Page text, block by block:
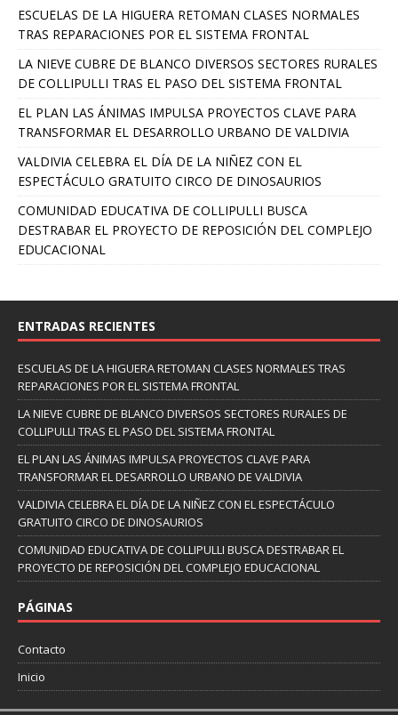
ESCUELAS DE LA HIGUERA RETOMAN CLASES NORMALES
TRAS REPARACIONES POR EL SISTEMA FRONTAL
LA NIEVE CUBRE DE BLANCO DIVERSOS SECTORES RURALES
DE COLLIPULLI TRAS EL PASO DEL SISTEMA FRONTAL
EL PLAN LAS ÁNIMAS IMPULSA PROYECTOS CLAVE PARA
TRANSFORMAR EL DESARROLLO URBANO DE VALDIVIA
VALDIVIA CELEBRA EL DÍA DE LA NIÑEZ CON EL
ESPECTÁCULO GRATUITO CIRCO DE DINOSAURIOS
COMUNIDAD EDUCATIVA DE COLLIPULLI BUSCA
DESTRABAR EL PROYECTO DE REPOSICIÓN DEL COMPLEJO
EDUCACIONAL
ENTRADAS RECIENTES
ESCUELAS DE LA HIGUERA RETOMAN CLASES NORMALES TRAS
REPARACIONES POR EL SISTEMA FRONTAL
LA NIEVE CUBRE DE BLANCO DIVERSOS SECTORES RURALES DE
COLLIPULLI TRAS EL PASO DEL SISTEMA FRONTAL
EL PLAN LAS ÁNIMAS IMPULSA PROYECTOS CLAVE PARA
TRANSFORMAR EL DESARROLLO URBANO DE VALDIVIA
VALDIVIA CELEBRA EL DÍA DE LA NIÑEZ CON EL ESPECTÁCULO
GRATUITO CIRCO DE DINOSAURIOS
COMUNIDAD EDUCATIVA DE COLLIPULLI BUSCA DESTRABAR EL
PROYECTO DE REPOSICIÓN DEL COMPLEJO EDUCACIONAL
PÁGINAS
Contacto
Inicio